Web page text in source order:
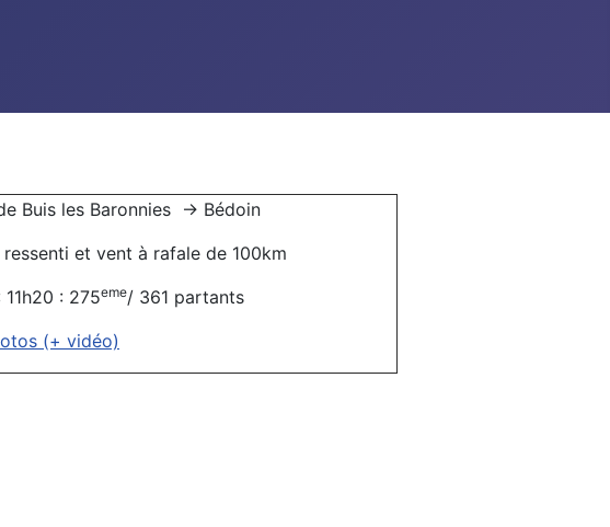
Buis les Baronnies -> Bédoin
et vent à rafale de 100km
11h20 : 275eme/ 361 partants
(+ vidéo)